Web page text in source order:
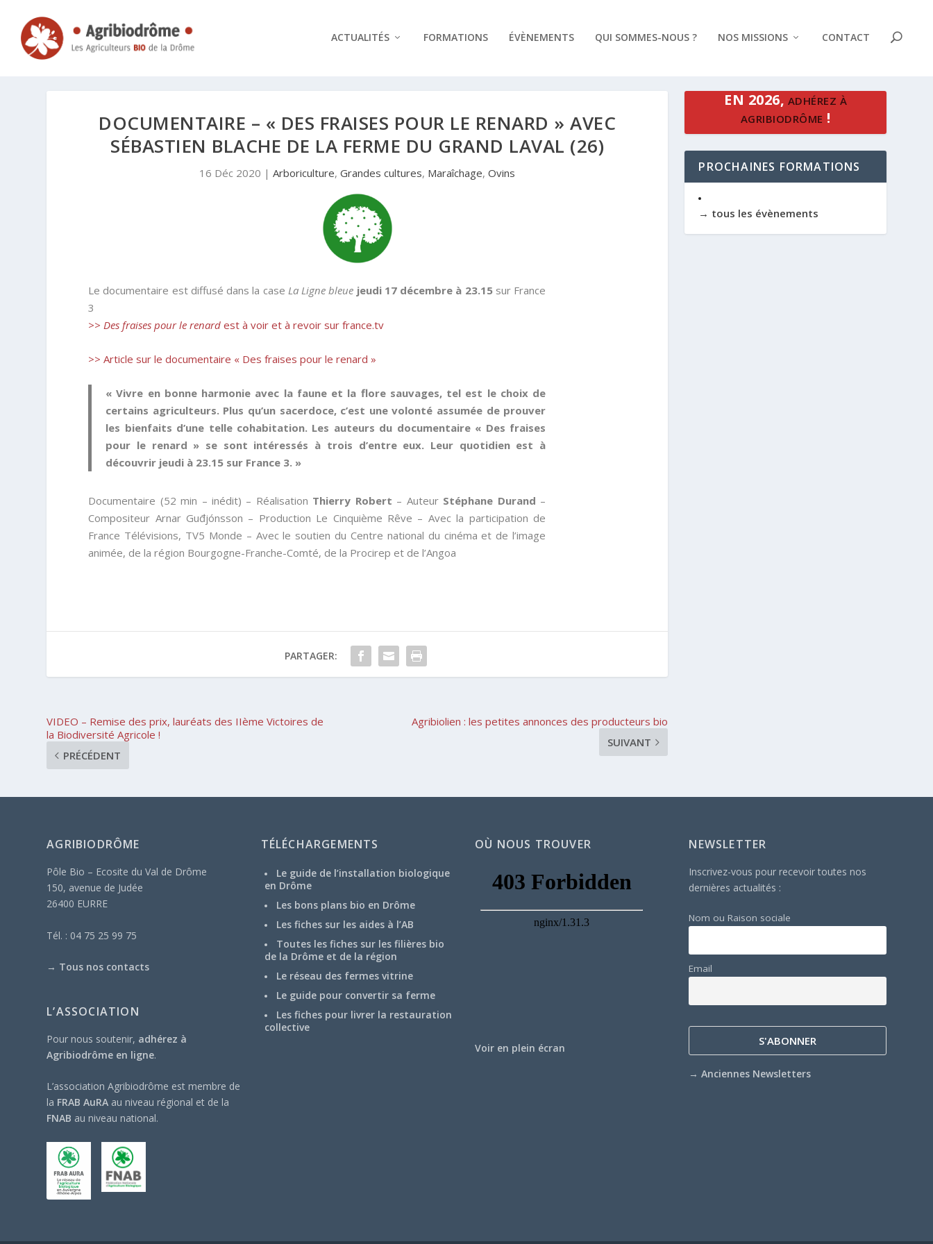
ACTUALITÉS FORMATIONS ÉVÈNEMENTS QUI SOMMES-NOUS ? NOS MISSIONS CONTACT
DOCUMENTAIRE – « DES FRAISES POUR LE RENARD » AVEC
SÉBASTIEN BLACHE DE LA FERME DU GRAND LAVAL (26)
16 Déc 2020 |Arboriculture,Grandes cultures, Maraîchage,Ovins
Le documentaire est diffusé dans la case La Ligne bleue jeudi 17 décembre à 23.15sur France
3
>> Des fraises pour le renard est à voir et à revoir sur france.tv
>> Article sur le documentaire « Des fraises pour le renard »
« Vivre en bonne harmonie avec la faune et la flore sauvages, tel est le choix de
certains agriculteurs. Plus qu’un sacerdoce, c’est une volonté assumée de prouver
les bienfaits d’une telle cohabitation. Les auteurs du documentaire « Des fraises
pour le renard » se sont intéressés à trois d’entre eux. Leur quotidien est à
découvrir jeudi à 23.15 sur France 3. »
Documentaire (52 min – inédit) – Réalisation Thierry Robert – Auteur Stéphane Durand –
Compositeur Arnar Guđjónsson – Production Le Cinquième Rêve – Avec la participation de
France Télévisions, TV5 Monde – Avec le soutien du Centre national du cinéma et de l’image
animée, de la région Bourgogne-Franche-Comté, de la Procirep et de l’Angoa
PARTAGER:
VIDEO – Remise des prix, lauréats des IIème Victoires de
la Biodiversité Agricole !
PRÉCÉDENT
Agribiolien : les petites annonces des producteurs bio
SUIVANT
EN 2026, ADHÉREZ À
AGRIBIODRÔME !
PROCHAINES FORMATIONS
→ tous les évènements
AGRIBIODRÔME
Pôle Bio – Ecosite du Val de Drôme
150, avenue de Judée
26400 EURRE
Tél. : 04 75 25 99 75
→ Tous nos contacts
L’ASSOCIATION
Pour nous soutenir, adhérez à
Agribiodrôme en ligne.
L’association Agribiodrôme est membre de
la FRAB AuRA au niveau régional et de la
FNAB au niveau national.
TÉLÉCHARGEMENTS
Le guide de l’installation biologique
en Drôme
Les bons plans bio en Drôme
Les fiches sur les aides à l’AB
Toutes les fiches sur les filières bio
de la Drôme et de la région
Le réseau des fermes vitrine
Le guide pour convertir sa ferme
Les fiches pour livrer la restauration
collective
OÙ NOUS TROUVER
Voir en plein écran
NEWSLETTER
Inscrivez-vous pour recevoir toutes nos
dernières actualités :
Nom ou Raison sociale
Email
→Anciennes Newsletters